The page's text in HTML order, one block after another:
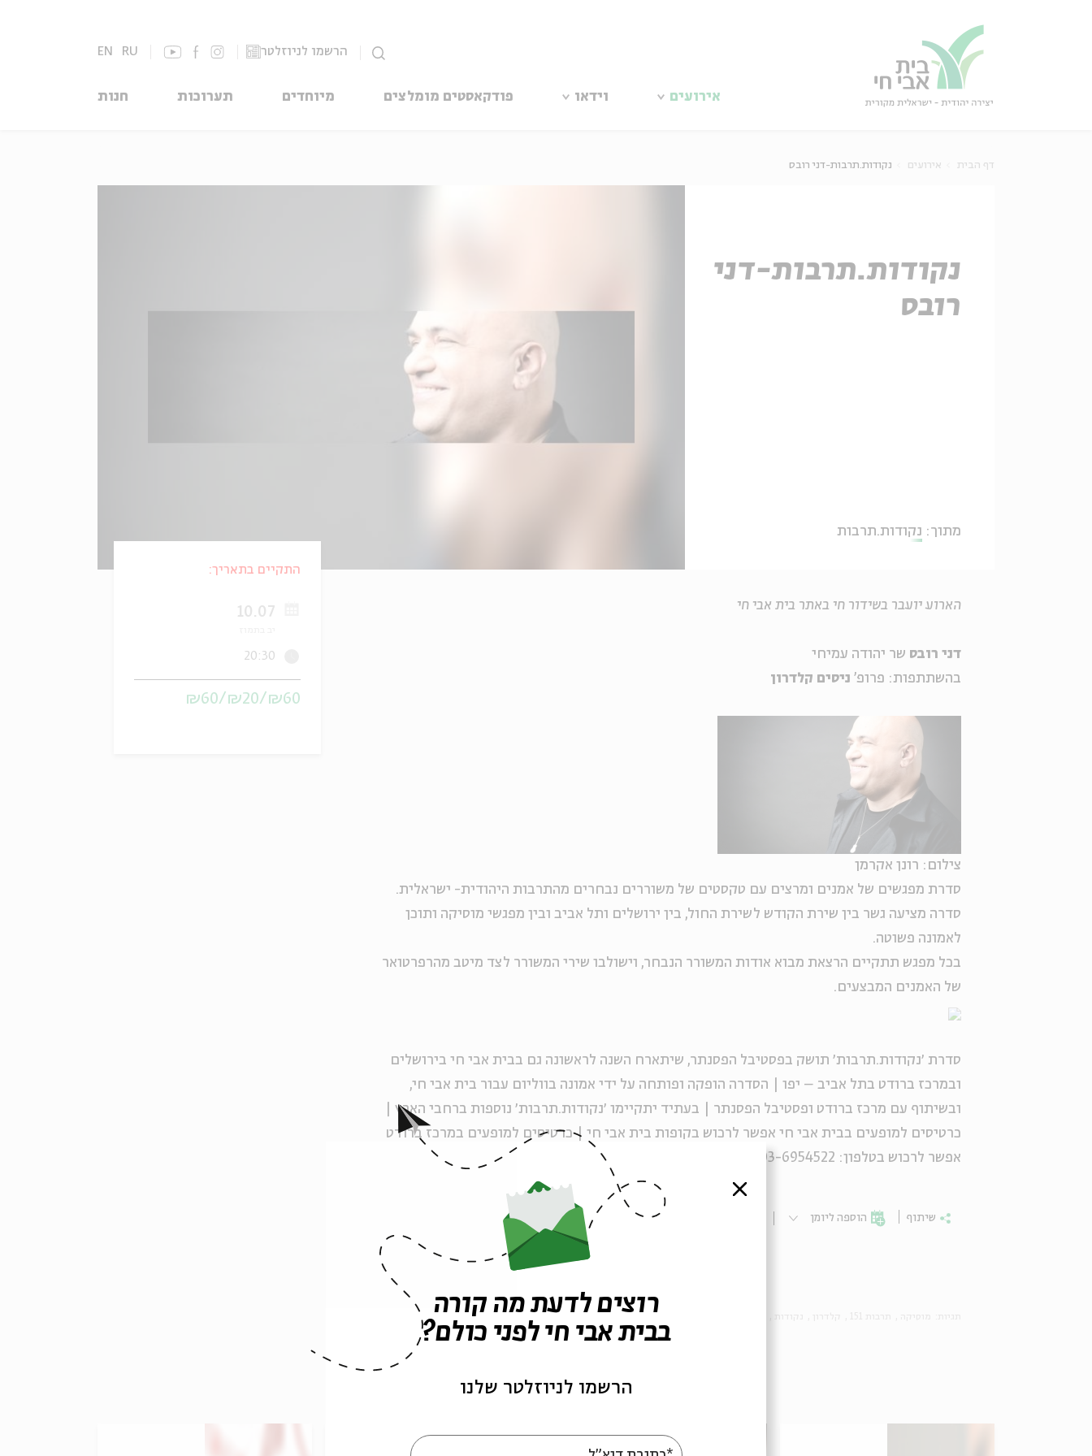
הרשמו לניוזלטר EN RU
אירועים וידאו פודקאסטים מומלצים מיוחדים תערוכות חנות
דף הבית אירועים נקודות.תרבות-דני רובס
נקודות.תרבות-דני
רובס
מתוך: נקודות.תרבות
הארוע יועבר בשידור חי באתר בית אבי חי
דני רובס שר יהודה עמיחי
בהשתתפות: פרופ' ניסים קלדרון
צילום: רונן אקרמן
סדרת מפגשים של אמנים ומרצים עם טקסטים של משוררים נבחרים מהתרבות היהודית- ישראלית.
סדרה מציעה גשר בין שירת הקודש לשירת החול, בין ירושלים ותל אביב ובין מפגשי מוסיקה ותוכן
לאמונה פשוטה.
בכל מפגש תתקיים הרצאת מבוא אודות המשורר הנבחר, וישולבו שירי המשורר לצד מיטב מהרפרטואר
של האמנים המבצעים.
סדרת ׳נקודות.תרבות׳ תושק בפסטיבל הפסנתר, שיתארח השנה לראשונה גם בבית אבי חי בירושלים
ובמרכז ברודט בתל אביב – יפו | הסדרה הופקה ופותחה על ידי אמונה בווליום עבור בית אבי חי,
ובשיתוף עם מרכז ברודט ופסטיבל הפסנתר | בעתיד יתקיימו ׳נקודות.תרבות׳ נוספות ברחבי הארץ |
כרטיסים למופעים בבית אבי חי אפשר לרכוש בקופות בית אבי חי | כרטיסים למופעים במרכז ברודט
אפשר לרכוש בטלפון: 03-6954522 או באמצעות מרכז הזמנות זאפה 9080*
שיתוף הוספה ליומן הרשמה לאירועים דומים
התקיים בתאריך:
10.07
20:30
₪60/₪20/₪60
אירועים נוספים בסדרה
סגור
רוצים לדעת מה קורה
בבית אבי חי לפני כולם?
הרשמו לניוזלטר שלנו